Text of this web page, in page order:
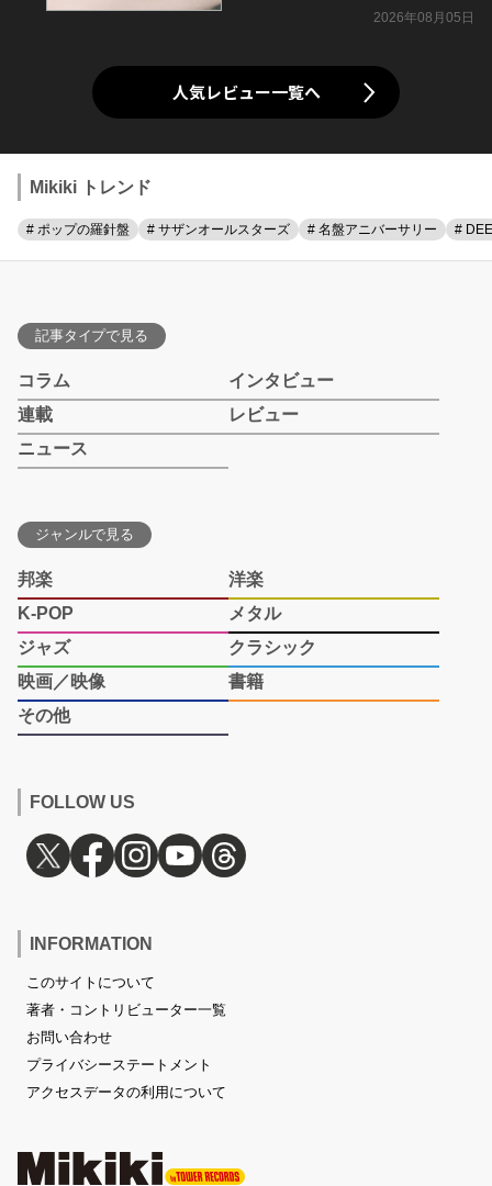
2026年08月05日
人気レビュー一覧へ
Mikiki トレンド
# ポップの羅針盤 # サザンオールスターズ # 名盤アニバーサリー #
記事タイプで見る
コラム
インタビュー
連載
レビュー
ニュース
ジャンルで見る
邦楽
洋楽
K-POP
メタル
ジャズ
クラシック
映画／映像
書籍
その他
FOLLOW US
INFORMATION
このサイトについて
著者・コントリビューター一覧
お問い合わせ
プライバシーステートメント
アクセスデータの利用について